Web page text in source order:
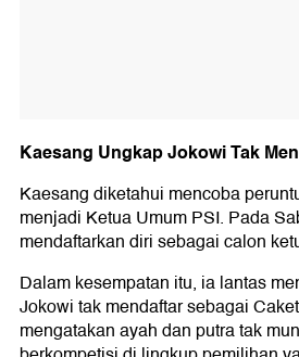
Kaesang Ungkap Jokowi Tak
Kaesang diketahui mencoba
menjadi Ketua Umum PSI. Pada
mendaftarkan diri sebagai calon
Dalam kesempatan itu, ia lantas
Jokowi tak mendaftar sebagai
mengatakan ayah dan putra tak